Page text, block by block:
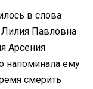
в слова
Лилия Павловна
Арсения
напоминала ему
смерить